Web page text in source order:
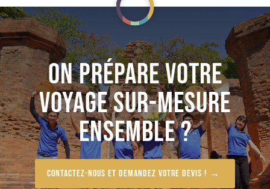
ON PRÉPARE VOTRE
VOYAGE SUR-MESURE
ENSEMBLE ?
Contactez-nous et demandez votre devis !